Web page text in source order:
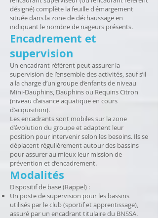
désigné) complète la feuille d'émargement
située dans la zone de déchaussage en
indiquant le nombre de nageurs présents.
Encadrement et
supervision
Un encadrant référent peut assurer la
supervision de l’ensemble des activités, sauf s’il
a la charge d’un groupe d’enfants de niveau
Mini-Dauphins, Dauphins ou Requins Citron
(niveau d’aisance aquatique en cours
d’acquisition).
Les encadrants sont mobiles sur la zone
d’évolution du groupe et adaptent leur
position pour intervenir selon les besoins. Ils se
déplacent régulièrement autour des bassins
pour assurer au mieux leur mission de
prévention et d’encadrement.
Modalités
Dispositif de base (Rappel) :
Un poste de supervision pour les bassins
utilisés par le club (sportif et apprentissage),
assuré par un encadrant titulaire du BNSSA.